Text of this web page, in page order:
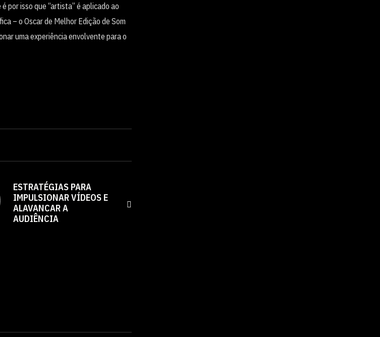
por isso que “artista” é aplicado ao
– o Oscar de Melhor Edição de Som
uma experiência envolvente para o
ESTRATÉGIAS PARA
IMPULSIONAR VÍDEOS E
ALAVANCAR A
AUDIÊNCIA